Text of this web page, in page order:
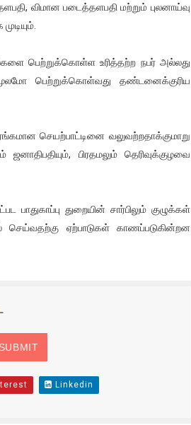
விமான படைத்தளபதி மற்றும் புலனாய்வு
பெற்றுக்கொள்ள உரித்தற்ற நபர் அல்லது
பெற்றுக்கொள்வது தண்டனைக்குரிய
செயற்பாட்டினை வலுவற்றதாக்குமாறு
பிரதமலும் தெரிவுக்குழவை
துறையின் சார்பிலும் குழுக்கள்
செய்வதற்கு ஏற்பாடுகள் காணப்படுகின்றன
Linkedin